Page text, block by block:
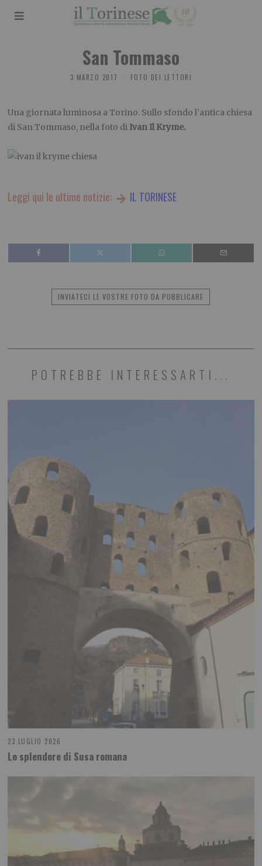
San Tommaso
3 MARZO 2017 FOTO DEI LETTORI
Una giornata luminosa a Torino. Sullo sfondo l’antica chiesa
di San Tommaso, nella foto di Ivan Il Kryme.
Leggi qui le ultime notizie: IL TORINESE
INVIATECI LE VOSTRE FOTO DA PUBBLICARE
POTREBBE INTERESSARTI...
23 LUGLIO 2026
Lo splendore di Susa romana